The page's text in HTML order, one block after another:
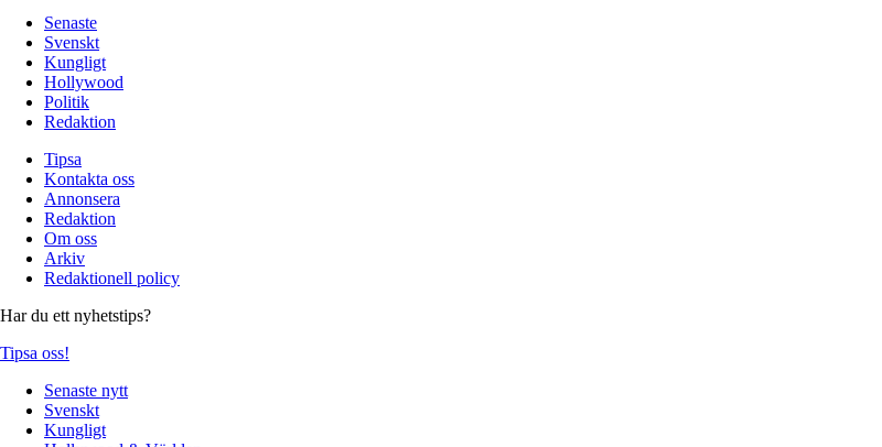
Senaste
Svenskt
Kungligt
Hollywood
Politik
Redaktion
Tipsa
Kontakta oss
Annonsera
Redaktion
Om oss
Arkiv
Redaktionell policy
Har du ett nyhetstips?
Tipsa oss!
Senaste nytt
Svenskt
Kungligt